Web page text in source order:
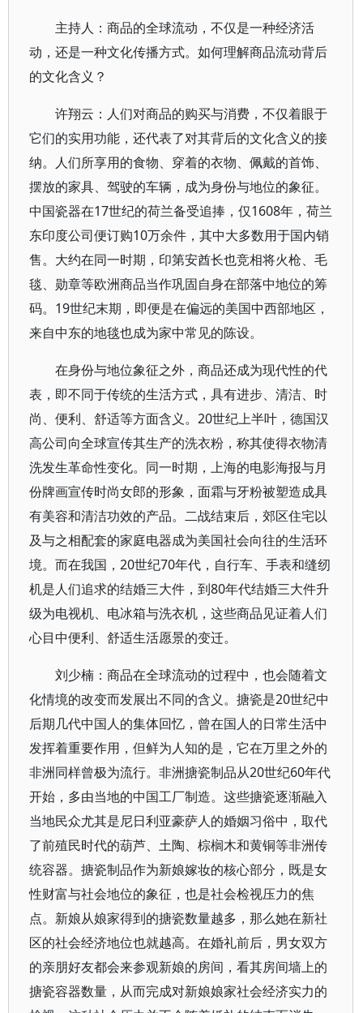
主持人：商品的全球流动，不仅是一种经济活
动，还是一种文化传播方式。如何理解商品流动背后
的文化含义？
许翔云：人们对商品的购买与消费，不仅着眼于
它们的实用功能，还代表了对其背后的文化含义的接
纳。人们所享用的食物、穿着的衣物、佩戴的首饰、
摆放的家具、驾驶的车辆，成为身份与地位的象征。
中国瓷器在17世纪的荷兰备受追捧，仅1608年，荷兰
东印度公司便订购10万余件，其中大多数用于国内销
售。大约在同一时期，印第安酋长也竞相将火枪、毛
毯、勋章等欧洲商品当作巩固自身在部落中地位的筹
码。19世纪末期，即便是在偏远的美国中西部地区，
来自中东的地毯也成为家中常见的陈设。
在身份与地位象征之外，商品还成为现代性的代
表，即不同于传统的生活方式，具有进步、清洁、时
尚、便利、舒适等方面含义。20世纪上半叶，德国汉
高公司向全球宣传其生产的洗衣粉，称其使得衣物清
洗发生革命性变化。同一时期，上海的电影海报与月
份牌画宣传时尚女郎的形象，面霜与牙粉被塑造成具
有美容和清洁功效的产品。二战结束后，郊区住宅以
及与之相配套的家庭电器成为美国社会向往的生活环
境。而在我国，20世纪70年代，自行车、手表和缝纫
机是人们追求的结婚三大件，到80年代结婚三大件升
级为电视机、电冰箱与洗衣机，这些商品见证着人们
心目中便利、舒适生活愿景的变迁。
刘少楠：商品在全球流动的过程中，也会随着文
化情境的改变而发展出不同的含义。搪瓷是20世纪中
后期几代中国人的集体回忆，曾在国人的日常生活中
发挥着重要作用，但鲜为人知的是，它在万里之外的
非洲同样曾极为流行。非洲搪瓷制品从20世纪60年代
开始，多由当地的中国工厂制造。这些搪瓷逐渐融入
当地民众尤其是尼日利亚豪萨人的婚姻习俗中，取代
了前殖民时代的葫芦、土陶、棕榈木和黄铜等非洲传
统容器。搪瓷制品作为新娘嫁妆的核心部分，既是女
性财富与社会地位的象征，也是社会检视压力的焦
点。新娘从娘家得到的搪瓷数量越多，那么她在新社
区的社会经济地位也就越高。在婚礼前后，男女双方
的亲朋好友都会来参观新娘的房间，看其房间墙上的
搪瓷容器数量，从而完成对新娘娘家社会经济实力的